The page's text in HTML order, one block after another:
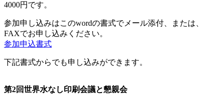
4000円です。
参加申し込みはこのwordの書式でメール添付、または、
FAXでお申し込みください。
参加申込書式
下記書式からでも申し込みができます。
第2回世界水なし印刷会議と懇親会